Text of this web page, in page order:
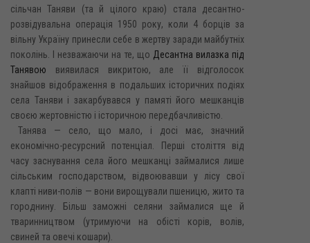
сільчан Таняви (та й цілого краю) стала десантно-
розвідувальна операція 1950 року, коли 4 борців за
вільну Україну принесли себе в жертву заради майбутніх
поколінь. І незважаючи на те, що Десантна вилазка під
Танявою виявилася викритою, але її відголосок
знайшов відображення в подальших історичних подіях
села Таняви і закарбувався у памяті його мешканців
своєю жертовністю і історичною передбачливістю.
Танява — село, що мало, і досі має, значний
економічно-ресурсний потенціал. Перші століття від
часу заснування села його мешканці займалися лише
сільським господарством, відвоювавши у лісу свої
клапті ниви-полів — вони вирощували пшеницю, жито та
городнину. Більш заможні селяни займалися ще й
тваринництвом (утримуючи на обісті корів, волів,
свиней та овечі кошари).